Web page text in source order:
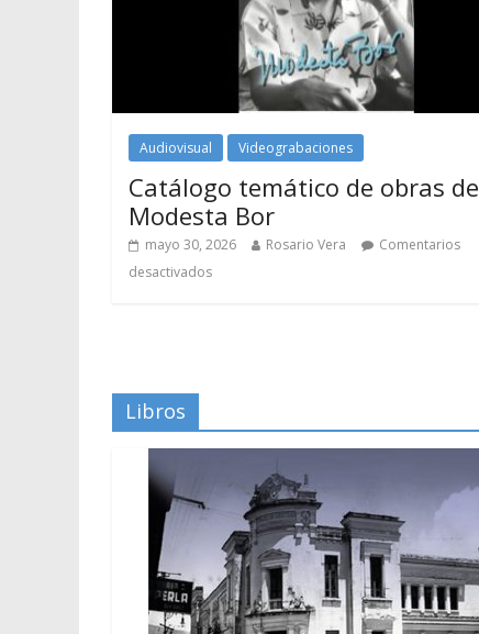
Audiovisual Videograbaciones
Catálogo temático de obras de
Modesta Bor
mayo 30, 2026 Rosario Vera
Comentarios
desactivados
Libros